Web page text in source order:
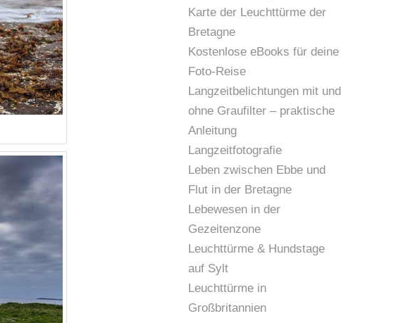
Karte der Leuchttürme der
Bretagne
Kostenlose eBooks für deine
Foto-Reise
Langzeitbelichtungen mit und
ohne Graufilter – praktische
Anleitung
Langzeitfotografie
Leben zwischen Ebbe und
Flut in der Bretagne
Lebewesen in der
Gezeitenzone
Leuchttürme & Hundstage
auf Sylt
Leuchttürme in
Großbritannien